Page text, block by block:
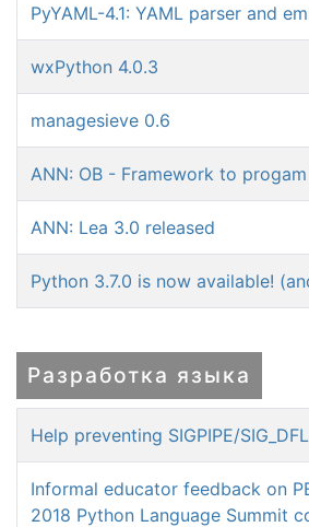
PyYAML-4.1: YAML parser and
wxPython 4.0.3
managesieve 0.6
ANN: OB - Framework to
ANN: Lea 3.0 released
Python 3.7.0 is now available!
Разработка языка
Help preventing SIGPIPE/
Informal educator feedback on
2018 Python Language Summit